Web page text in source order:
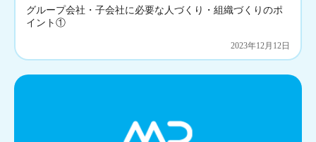
グループ会社・子会社に必要な人づくり・組織づくりのポ
イント①
2023年12月12日